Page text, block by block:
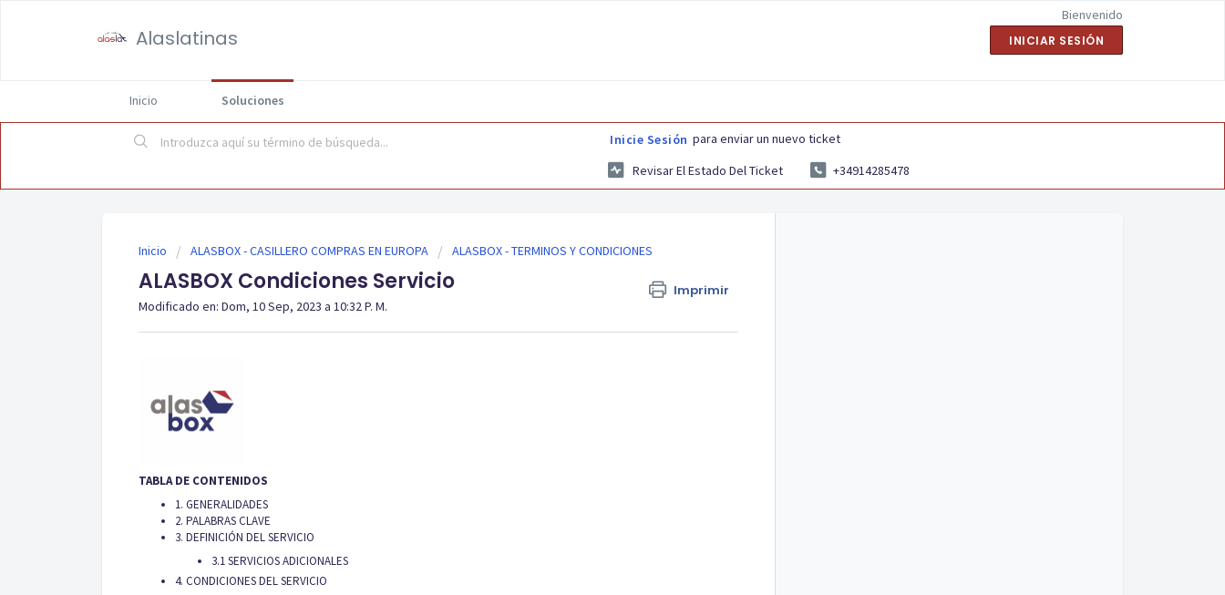
Alaslatinas
Bienvenido
INICIAR SESIÓN
Inicio Soluciones
Inicie Sesión para enviar un nuevo ticket
Revisar El Estado Del Ticket
+34914285478
Inicio ALASBOX - CASILLERO COMPRAS EN EUROPA ALASBOX - TERMINOS Y CONDICIONES
ALASBOX Condiciones Servicio Imprimir
Modificado en: Dom, 10 Sep, 2023 a 10:32 P. M.
TABLA DE CONTENIDOS
1. GENERALIDADES
2. PALABRAS CLAVE
3. DEFINICIÓN DEL SERVICIO
3.1 SERVICIOS ADICIONALES
4. CONDICIONES DEL SERVICIO